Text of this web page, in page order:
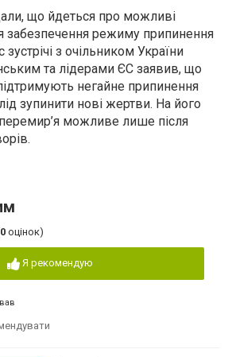
що йдеться про можливі
забезпечення режиму припинення
з очільником України
та лідерами ЄС заявив, що
негайне припинення
зупинити нові жертви. На його
можливе лише після
0 оцінок)
Я рекомендую